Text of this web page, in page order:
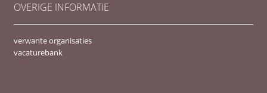
OVERIGE INFORMATIE
verwante organisaties
vacaturebank